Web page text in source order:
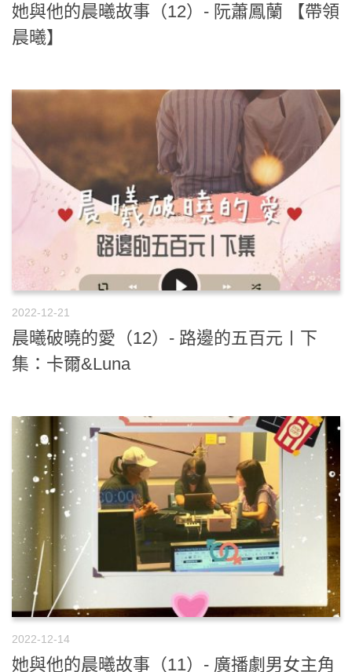
她與他的晨曦故事（12）- 阮蕭鳳蘭 【帶領
晨曦】
2022-12-21
晨曦破曉的愛（12）- 路邊的五百元〡下
集：卡爾&Luna
2022-12-14
她與他的晨曦故事（11）- 廣播劇男女主角